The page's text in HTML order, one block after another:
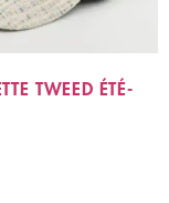
TWEED ÉTÉ-